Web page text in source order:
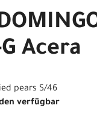
Acera
pears S/46
verfügbar